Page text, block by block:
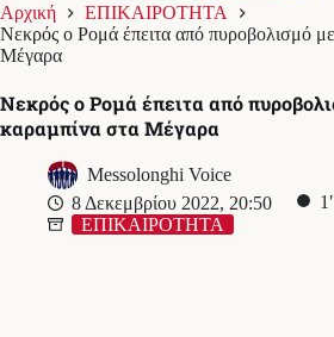
Αρχική
ΕΠΙΚΑΙΡΟΤΗΤΑ
Νεκρός ο Ρομά έπειτα από πυροβολισμό
Μέγαρα
Νεκρός ο Ρομά έπειτα από
καραμπίνα στα Μέγαρα
Messolonghi Voice
8 Δεκεμβρίου 2022, 20:50
1′
ΕΠΙΚΑΙΡΟΤΗΤΑ